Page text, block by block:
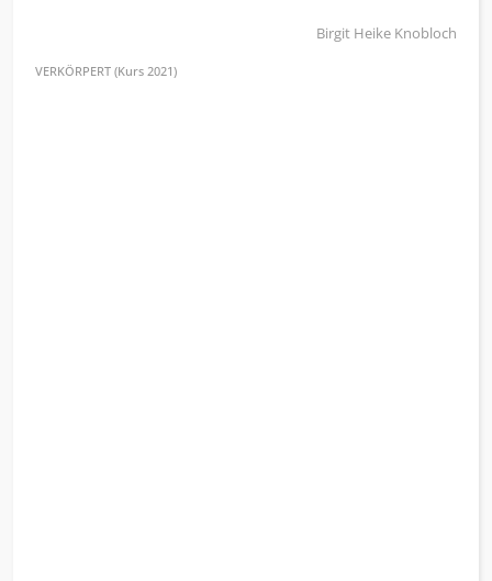
Birgit Heike Knobloch
VERKÖRPERT (Kurs 2021)